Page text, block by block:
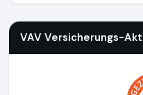
VAV Versicherungs-